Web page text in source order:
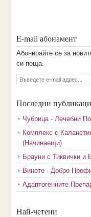
E-mail абонамент
Aбoниpaйтe ce зa
cи пoщa.
Последни
Чубрица - Лечебни
Комплекс с
(Начинаещи)
Брауни с Тиквички и
Виното - Добро
Адаптогенните
Най-четени